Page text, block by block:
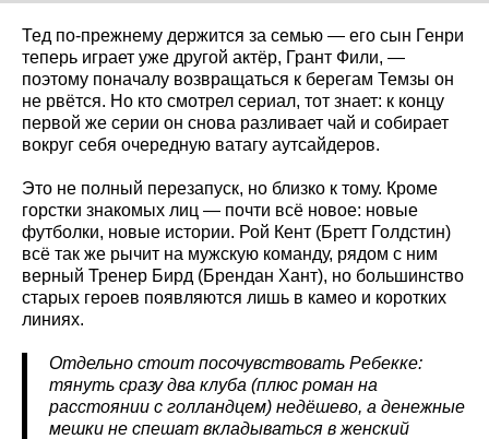
Тед по-прежнему держится за семью — его сын Генри
теперь играет уже другой актёр, Грант Фили, —
поэтому поначалу возвращаться к берегам Темзы он
не рвётся. Но кто смотрел сериал, тот знает: к концу
первой же серии он снова разливает чай и собирает
вокруг себя очередную ватагу аутсайдеров.
Это не полный перезапуск, но близко к тому. Кроме
горстки знакомых лиц — почти всё новое: новые
футболки, новые истории. Рой Кент (Бретт Голдстин)
всё так же рычит на мужскую команду, рядом с ним
верный Тренер Бирд (Брендан Хант), но большинство
старых героев появляются лишь в камео и коротких
линиях.
Отдельно стоит посочувствовать Ребекке:
тянуть сразу два клуба (плюс роман на
расстоянии с голландцем) недёшево, а денежные
мешки не спешат вкладываться в женский